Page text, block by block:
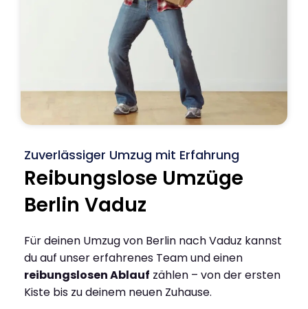
Zuverlässiger Umzug mit Erfahrung
Reibungslose Umzüge
Berlin Vaduz
Für deinen Umzug von Berlin nach Vaduz kannst
du auf unser erfahrenes Team und einen
reibungslosen Ablauf zählen – von der ersten
Kiste bis zu deinem neuen Zuhause.